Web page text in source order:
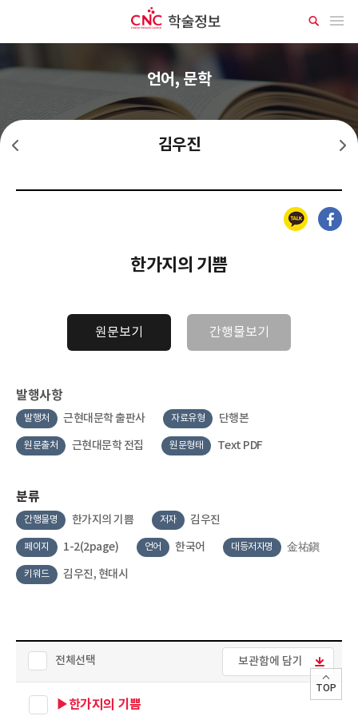
메뉴 열기
상
세
언어, 문학
김우진 김유정
카카오톡 페이스북
한가지의 기쁨
원문보기 간행물보기
발행사항
발행처 근현대문학 출판사 자료유형 단행본
원문출처 근현대문학 전집 원문형태 Text PDF
분류
간행물명 한가지의 기쁨 저자 김우진
페이지 1-2(2page) 언어 한국어 대등저자명 金祐鎭
키워드 김우진, 현대시
전체선택 보관함에 담기
▶한가지의 기쁨
TOP